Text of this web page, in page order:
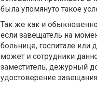
была упомянуто такое
Так же как и
если завещатель на
больнице, госпитале или
может и сотрудники
заместитель, дежурный
удостоверение